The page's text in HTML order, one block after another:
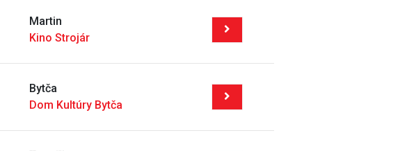
Martin
Kino Strojár
Bytča
Dom Kultúry Bytča